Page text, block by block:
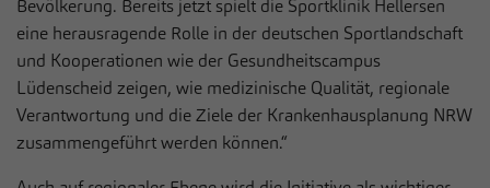
Bevölkerung. Bereits jetzt spielt die Sportklinik Hellersen
eine herausragende Rolle in der deutschen Sportlandschaft
und Kooperationen wie der Gesundheitscampus
Lüdenscheid zeigen, wie medizinische Qualität, regionale
Verantwortung und die Ziele der Krankenhausplanung NRW
zusammengeführt werden können.“